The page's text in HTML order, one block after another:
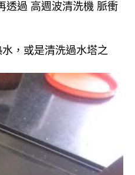
透過 高週波清洗機 脈衝
，或是清洗過水塔之